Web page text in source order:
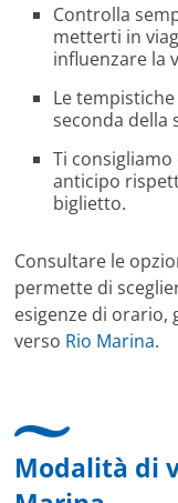
Controlla
metterti in
influenzare la
Le
seconda della
Ti
anticipo
biglietto.
Consultare le
permette di
esigenze di orario,
verso Rio Marina.
Modalità di